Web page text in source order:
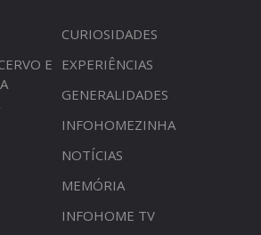
CURIOSIDADES
E
EXPERIÊNCIAS
GENERALIDADES
INFOHOMEZINHA
NOTÍCIAS
MEMÓRIA
INFOHOME TV